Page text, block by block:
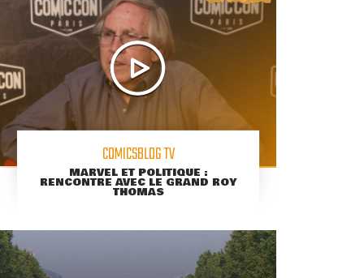
COMICSBLOG TV
MARVEL ET POLITIQUE :
RENCONTRE AVEC LE GRAND ROY
THOMAS